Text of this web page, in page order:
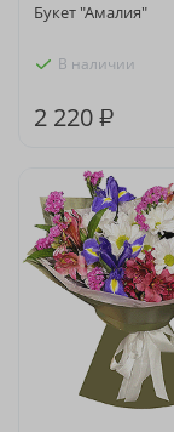
Букет "Амалия"
В наличии
2 220 ₽